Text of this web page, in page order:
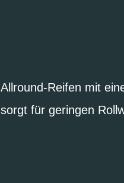
Allround-Reifen mit
sorgt für geringen